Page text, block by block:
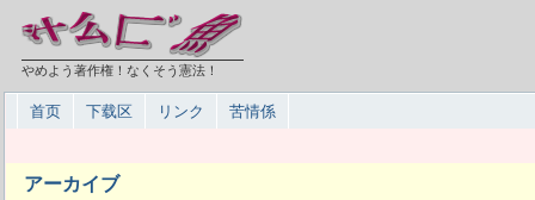
やめよう著作権！なくそう憲法！
首页 下载区 リンク 苦情係
アーカイブ